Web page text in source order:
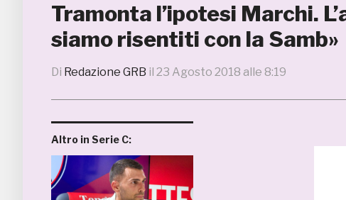
Tramonta l’ipotesi Marchi.
siamo risentiti con la Samb»
Di Redazione GRB il 23 Agosto 2018 alle 8:19
Altro in Serie C: